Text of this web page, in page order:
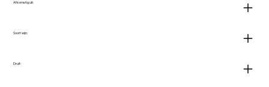
Afkomstig uit:
Soort wijn:
Druif: